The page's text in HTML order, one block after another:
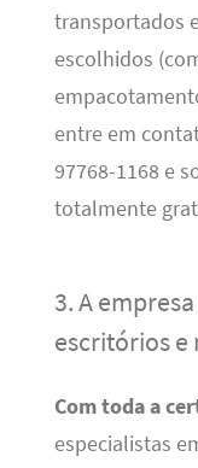
transportados
escolhidos
entre em
97768-1168 e
totalmente
3. A
escritórios e
Com toda a
especialistas